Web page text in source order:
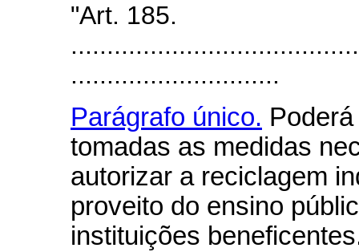
"Art. 185.
.............................
Parágrafo único.
tomadas as medidas
autorizar a reciclagem
proveito do ensino
instituições